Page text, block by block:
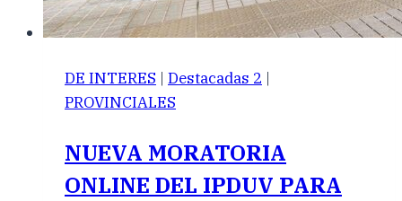
DE INTERES | Destacadas 2 |
PROVINCIALES
NUEVA MORATORIA
ONLINE DEL IPDUV PARA